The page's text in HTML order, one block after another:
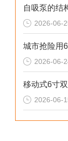
2026-06-
2026-06-
2026-06-